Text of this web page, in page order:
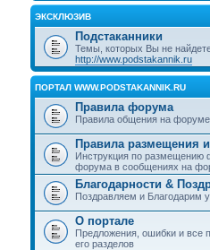
ЭКСКЛЮЗИВ
Подстаканники
Темы, которых Вы не
http://www.podstakannik.ru
ПОРТАЛ WWW.PODSTAKANNIK.RU
Правила форума
Правила общения на форуме
Правила размещения
Инструкция по размещению
форума в сообщениях на
Благодарности &
Поздравляем и Благодарим
О портале
Предложения, ошибки и все
его разделов